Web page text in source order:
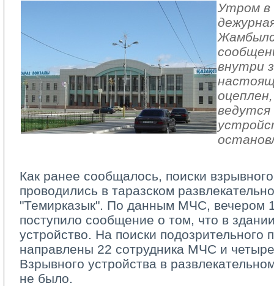
Утром в
внутри
ведутся
Как ранее сообщалось, поиски
проводились в таразском
"Темирказык". По данным МЧС, вечером
поступило сообщение о том, что в
устройство. На поиски подозрительного
направлены 22 сотрудника МЧС и
Взрывного устройства в
не было.